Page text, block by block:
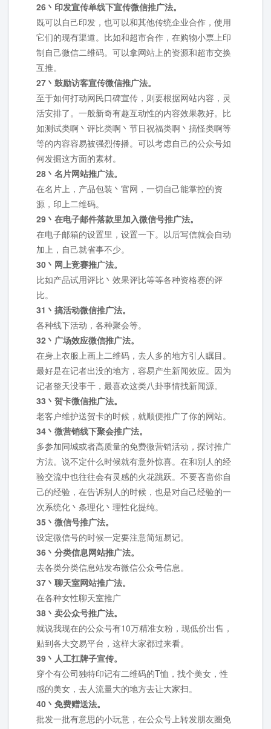
26丶印发宣传单线下宣传微信推广法。
既可以自己印发，也可以和其他传统企业合作，使用
它们的现有渠道。比如和超市合作，在购物小票上印
制自己微信二维码。可以拿网站上的资源和超市交换
互推。
27丶鼓励访客宣传微信推广法。
至于如何打动网民口碑宣传，则要根据网站内容，灵
活安排了。一般新奇有趣互动性的内容效果教好。比
如测试类啊丶评比类啊丶节日祝福类啊丶搞怪类啊等
等的内容容易被强烈传播。可以考虑自己的公众号如
何发掘这方面的素材。
28丶名片网站推广法。
在名片上，产品包装丶官网，一切自己能掌控的资
源，印上二维码。
29丶在电子邮件落款里加入微信号推广法。
在电子邮箱的设置里，设置一下。以后写信就会自动
加上，自己就省事不少。
30丶网上竞赛推广法。
比如产品试用评比丶效果评比等等各种资格赛的评
比。
31丶搞活动微信推广法。
各种线下活动，各种聚会等。
32丶广场效应微信推广法。
在身上衣服上画上二维码，去人多的地方引人瞩目。
最好是在记者出没的地方，容易产生新闻效应。因为
记者整天没事干，最喜欢这类八卦事情找新闻源。
33丶贺卡微信推广法。
老客户维护送贺卡的时候，就顺便推广了你的网站。
34丶微营销线下聚会推广法。
多参加同城或者高质量的免费微营销活动，探讨推广
方法。说不定什么时候就有意外惊喜。在和别人的经
验交流中也往往会有灵感的火花跳跃。不要吝啬你自
己的经验，在告诉别人的时候，也是对自己经验的一
次系统化丶条理化丶理性化提纯。
35丶微信号推广法。
设定微信号的时候一定要注意简短易记。
36丶分类信息网站推广法。
去各类分类信息站发布微信公众号信息。
37丶聊天室网站推广法。
在各种女性聊天室推广
38丶卖公众号推广法。
就说我现在的公众号有10万精准女粉，现低价出售，
贴到各大交易平台，这样大家都过来看。
39丶人工扛牌子宣传。
穿个有公司独特印记有二维码的T恤，找个美女，性
感的美女，去人流量大的地方去让大家扫。
40丶免费赠送法。
批发一批有意思的小玩意，在公众号上转发朋友圈免